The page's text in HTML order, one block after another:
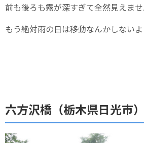
前も後ろも霧が深すぎて全然見えませ
もう絶対雨の日は移動なんかしないよ
六方沢橋（栃木県日光市）